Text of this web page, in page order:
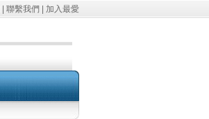
聯繫我們 加入最愛